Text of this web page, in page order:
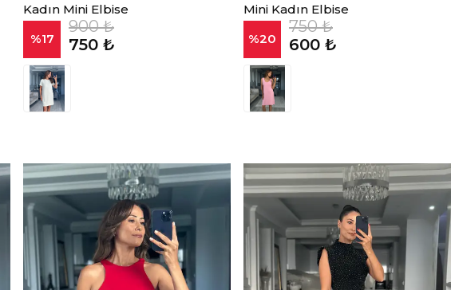
Kadın Mini Elbise
%17
900 ₺
750 ₺
Mini Kadın Elbise
%20
750 ₺
600 ₺